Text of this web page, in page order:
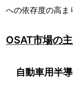
への依存度の高ま
OSAT市場の
自動車用半